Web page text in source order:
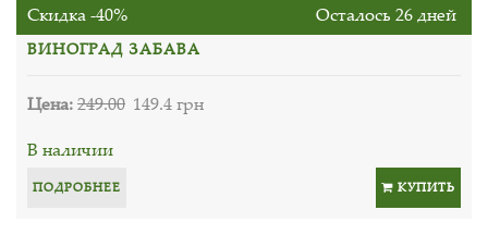
Скидка -40% Осталось 26 дней
ВИНОГРАД ЗАБАВА
Цена:249.00 149.4 грн
В наличии
ПОДРОБНЕЕ КУПИТЬ